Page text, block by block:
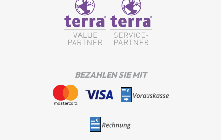
BEZAHLEN SIE MIT